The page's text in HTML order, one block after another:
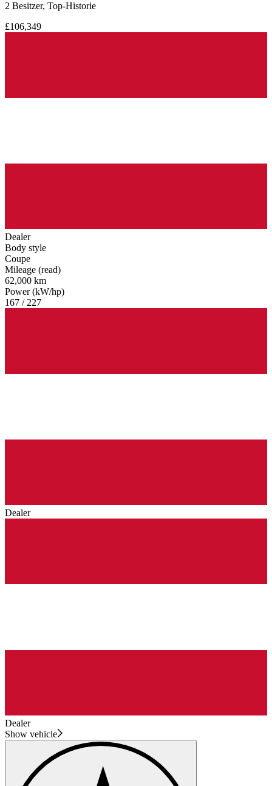
2 Besitzer, Top-Historie
£106,349
Dealer
Body style
Coupe
Mileage (read)
62,000 km
Power (kW/hp)
167 / 227
Dealer
Dealer
Show vehicle